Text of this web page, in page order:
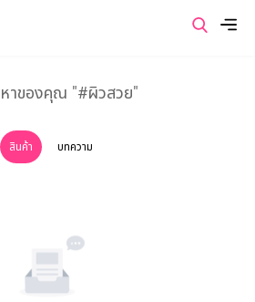
าของคุณ "#ผิวสวย"
สินค้า บทความ